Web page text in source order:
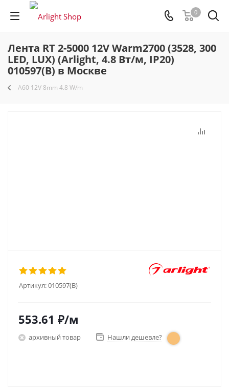
0
Лента RT 2-5000 12V Warm2700 (3528, 300
LED, LUX) (Arlight, 4.8 Вт/м, IP20)
010597(B) в Москве
A60 12V 8mm 4.8 W/m
Артикул:010597(B)
553.61 ₽/м
архивный товар Нашли дешевле?